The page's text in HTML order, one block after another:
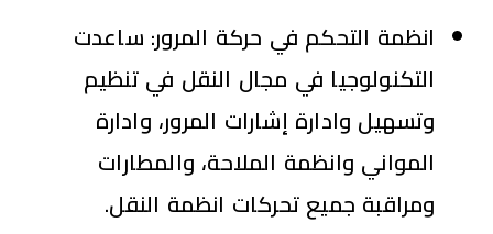
انظمة التحكم في حركة المرور: ساعدت
التكنولوجيا في مجال النقل في تنظيم
وتسهيل وادارة إشارات المرور، وادارة
المواني وانظمة الملاحة، والمطارات
ومراقبة جميع تحركات انظمة النقل.